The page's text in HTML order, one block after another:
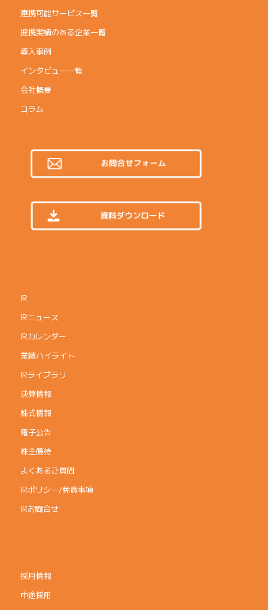
連携可能サービス一覧
提携実績のある企業一覧
導入事例
インタビュー一覧
会社概要
コラム
IR
IRニュース
IRカレンダー
業績ハイライト
IRライブラリ
決算情報
株式情報
電子公告
株主優待
よくあるご質問
IRポリシー/免責事項
IRお問合せ
採用情報
中途採用